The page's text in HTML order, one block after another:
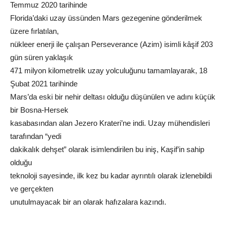
Temmuz 2020 tarihinde
Florida’daki uzay üssünden Mars gezegenine gönderilmek
üzere fırlatılan,
nükleer enerji ile çalışan Perseverance (Azim) isimli kâşif 203
gün süren yaklaşık
471 milyon kilometrelik uzay yolculuğunu tamamlayarak, 18
Şubat 2021 tarihinde
Mars’da eski bir nehir deltası olduğu düşünülen ve adını küçük
bir Bosna-Hersek
kasabasından alan Jezero Krateri’ne indi. Uzay mühendisleri
tarafından “yedi
dakikalık dehşet” olarak isimlendirilen bu iniş, Kaşif’in sahip
olduğu
teknoloji sayesinde, ilk kez bu kadar ayrıntılı olarak izlenebildi
ve gerçekten
unutulmayacak bir an olarak hafızalara kazındı.